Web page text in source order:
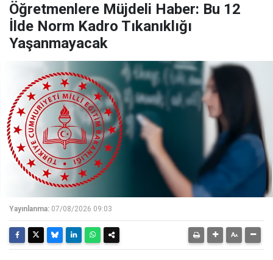
Öğretmenlere Müjdeli Haber: Bu 12
İlde Norm Kadro Tıkanıklığı
Yaşanmayacak
Yayınlanma: 07/08/2026 09:03